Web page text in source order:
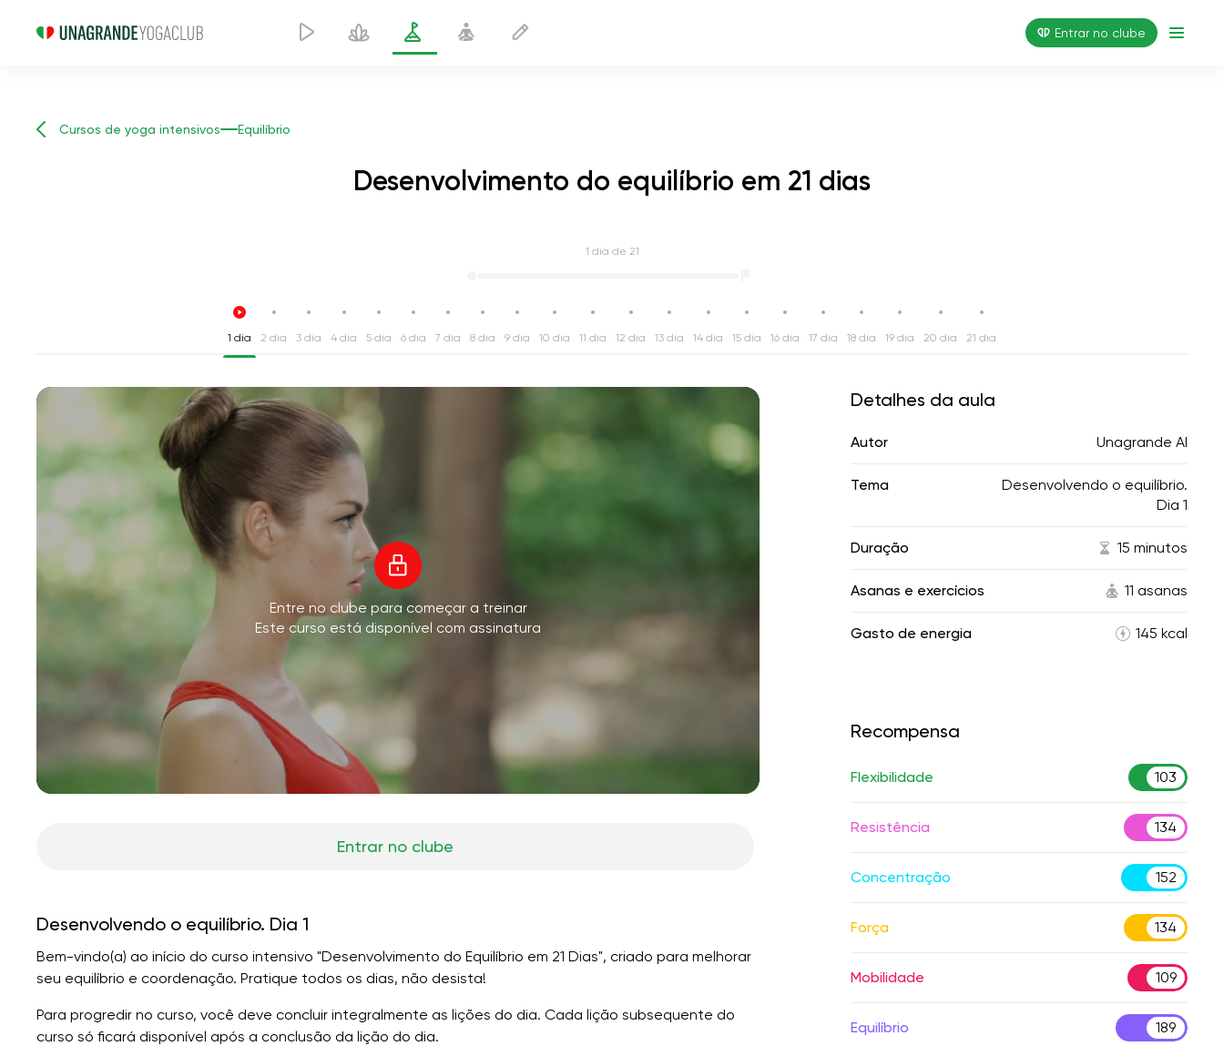
Entrar no clube
Cursos de yoga intensivos Equilíbrio
Desenvolvimento do equilíbrio em 21 dias
1 dia de 21
1 dia 2 dia 3 dia 4 dia 5 dia 6 dia 7 dia 8 dia 9 dia 10 dia 11 dia 12 dia 13 dia 14 dia 15 dia 16 dia 17 dia 18 dia 19 dia 20 dia 21 dia
Voz do instrutor
Música chuva de verão
silêncio da montanha
a voz do vento
floresta da primavera
Entre no clube para começar a treinar
Este curso está disponível com assinatura
Entrar no clube
Desenvolvendo o equilíbrio. Dia 1
Bem-vindo(a) ao início do curso intensivo "Desenvolvimento do Equilíbrio em 21 Dias", criado para melhorar
seu equilíbrio e coordenação. Pratique todos os dias, não desista!
Para progredir no curso, você deve concluir integralmente as lições do dia. Cada lição subsequente do
curso só ficará disponível após a conclusão da lição do dia.
Detalhes da aula
Autor Unagrande AI
Tema
Desenvolvendo o equilíbrio.
Dia 1
Duração 15 minutos
Asanas e exercícios 11 asanas
Gasto de energia 145 kcal
Recompensa
Flexibilidade 103
Resistência 134
Concentração 152
Força 134
Mobilidade 109
Equilíbrio 189